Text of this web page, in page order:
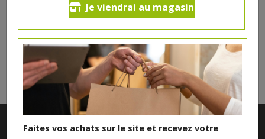
Je viendrai au magasin
Faites vos achats sur le site et recevez votre
DANS LA MÊME CATÉGORIE ...